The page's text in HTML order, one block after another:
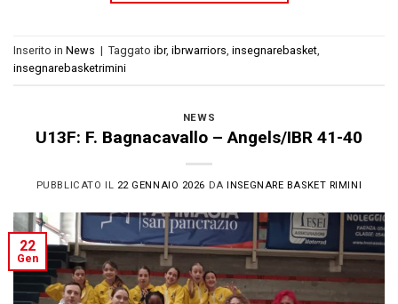
Inserito in News | Taggato ibr, ibrwarriors, insegnarebasket,
insegnarebasketrimini
NEWS
U13F: F. Bagnacavallo – Angels/IBR 41-40
PUBBLICATO IL 22 GENNAIO 2026 DA INSEGNARE BASKET RIMINI
22
Gen